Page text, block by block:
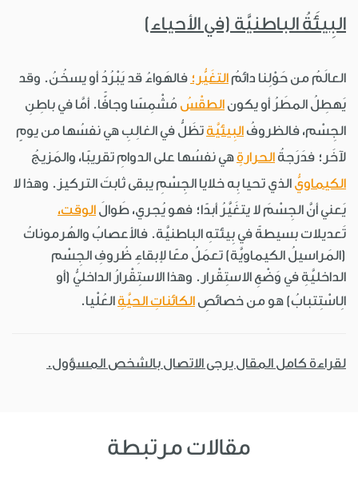
البِيئَةُ الباطنيَّة (في الأحياء)
العالَمُ من حَوْلِنا دائمُ التغَيُّر؛ فالهَواءُ قد يَبْرُدُ أو يسخُنُ. وقد
يَهطِلُ المطَرُ أو يكون الطقْسُمُشْمِسًا وجافًّا. أمَّا في باطِنِ
الجِسْم، فالظروفُ البِيئيَّة تظَلُّ في الغالِبِ هي نفسُها من يومٍ
لآخَر؛ فدَرَجةُ الحرارةِ هي نفسُها على الدوامِ تقريبًا، والمَزيجُ
الكيماويُّ الذي تحيا بِه خلايا الجِسْمِ يبقى ثابتَ التركيز. وهذا لا
يَعني أنَّ الجِسْمَ لا يتغَيَّرُ أبدًا؛ فهو يُجري، طَوالَ الوقت،
تَعديلات بسيطةً في بِيئتهِ الباطنيَّة. فالأعصابُ والهُرموناتُ
(المَراسيلُ الكيماويَّة) تعمَلُ معًا لإبقاءِ ظُروفِ الجِسْم
الداخليَّةِ في وَضْعِ الاستِقْرار. وهذا الاستِقْرارُ الداخليُّ (أو
الِاسْتِتبابُ) هو من خصائصِ الكائناتِ الحيَّةِ العُلْيا.
لقراءة كامل المقال يرجى الاتصال بالشخص المسؤول.
مقالات مرتبطة